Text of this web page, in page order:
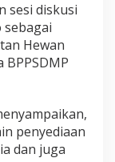
sesi diskusi
sebagai
Hewan
penyediaan
dan juga